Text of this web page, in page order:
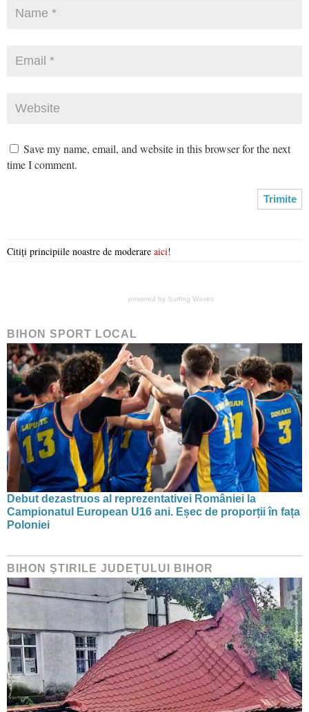
Save my name, email, and website in this browser for the next
time I comment.
Citiți principiile noastre de moderare aici!
powered by Surfing Waves
BIHON SPORT LOCAL
Debut dezastruos al reprezentativei României la
Campionatul European U16 ani. Eșec de proporții în fața
Poloniei
BIHON ŞTIRILE JUDEŢULUI BIHOR